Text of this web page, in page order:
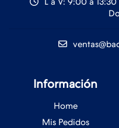
Información
Home
Mis Pedidos